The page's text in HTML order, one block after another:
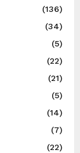
(136)
(34)
(5)
(22)
(21)
(5)
(14)
(7)
(22)